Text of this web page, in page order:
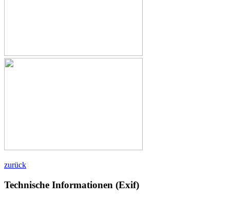
zurück
Technische Informationen (Exif)